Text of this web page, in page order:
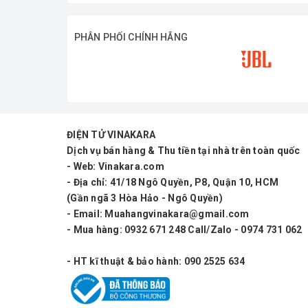
Khoảng cách di chuyển tốt đa giữa
- Phạm vi bắt sóng xa tận 50m. Phù hợp
- Thoải mái hát karaoke nhiều tiếng liên
Không như micro bình dân, Micro gần
Đặc biệt, khi mua sắm sản phẩm tại
tôi đã dùng qua, khách hàng phản hồi
PHÂN PHỐI CHÍNH HÃNG
ĐIỆN TỬ VINAKARA
Dịch vụ bán hàng & Thu tiền tại nhà trên toàn quốc
- Web: Vinakara.com
- Địa chỉ: 41/18 Ngô Quyền, P8, Quận 10, HCM
(Gần ngã 3 Hòa Hảo - Ngô Quyền)
- Email: Muahangvinakara@gmail.com
- Mua hàng: 0932 671 248 Call/Zalo - 0974 731 062
- HT kĩ thuật & bảo hành: 090 2525 634